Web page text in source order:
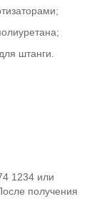
штанги.
1234 или
получения